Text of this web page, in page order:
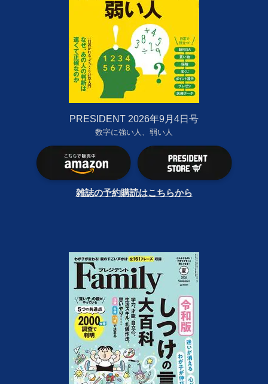
PRESIDENT 2026年9月4日号
数字に強い人、弱い人
雑誌の予約購読はこちらから